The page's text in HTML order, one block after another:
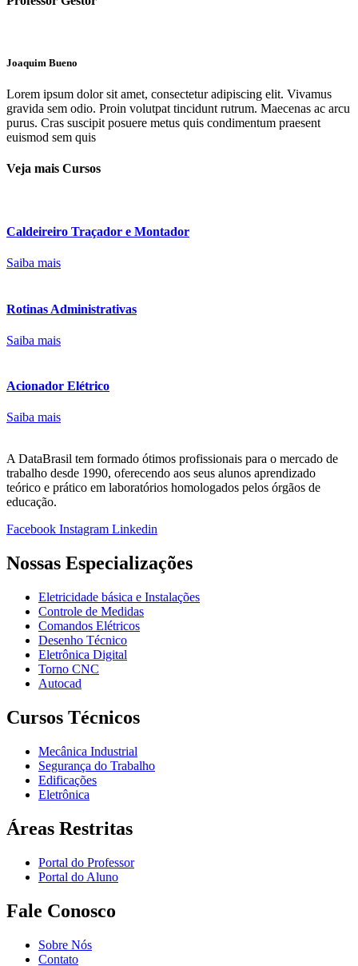
Joaquim Bueno
Lorem ipsum dolor sit amet, consectetur adipiscing elit. Vivamus
gravida sem odio. Proin volutpat tincidunt rutrum. Maecenas ac arcu
purus. Cras suscipit posuere metus quis condimentum praesent
euismod sem quis
Veja mais Cursos
Caldeireiro Traçador e Montador
Saiba mais
Rotinas Administrativas
Saiba mais
Acionador Elétrico
Saiba mais
A DataBrasil tem formado ótimos profissionais para o mercado de
trabalho desde 1990, oferecendo aos seus alunos aprendizado
teórico e prático em laboratórios homologados pelos órgãos de
educação.
Facebook Instagram Linkedin
Nossas Especializações
Eletricidade básica e Instalações
Controle de Medidas
Comandos Elétricos
Desenho Técnico
Eletrônica Digital
Torno CNC
Autocad
Cursos Técnicos
Mecânica Industrial
Segurança do Trabalho
Edificações
Eletrônica
Áreas Restritas
Portal do Professor
Portal do Aluno
Fale Conosco
Sobre Nós
Contato